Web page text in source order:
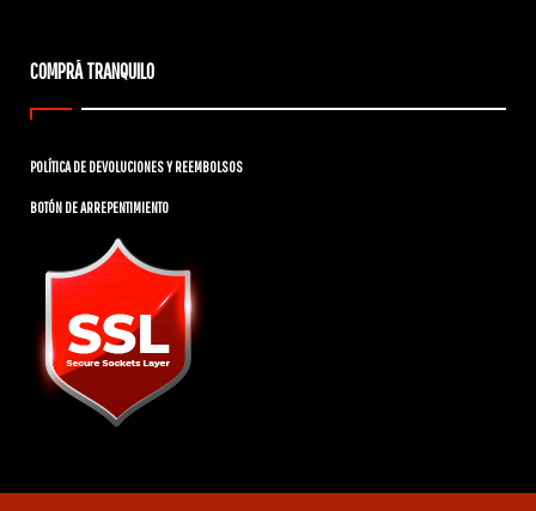
COMPRÁ TRANQUILO
POLÍTICA DE DEVOLUCIONES Y REEMBOLSOS
BOTÓN DE ARREPENTIMIENTO